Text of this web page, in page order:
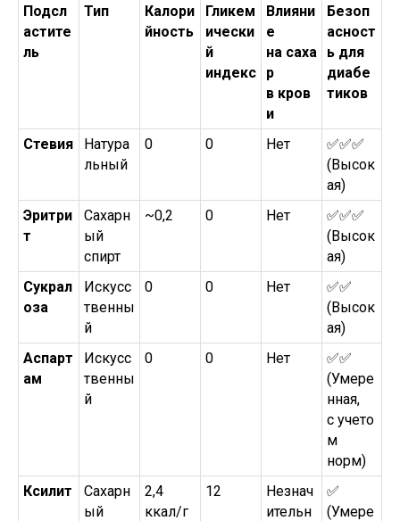
Подсл
астите
ль
Тип
Калори
йность
Гликем
ически
й
индекс
Влияни
е
на саха
р
в кров
и
Безоп
асност
ь для
диабе
тиков
Стевия
Натура
льный
0 0 Нет
✅✅✅
(Высок
ая)
Эритри
т
Сахарн
ый
спирт
~0,2 0 Нет
✅✅✅
(Высок
ая)
Сукрал
оза
Искусс
твенны
й
0 0 Нет
✅✅
(Высок
ая)
Аспарт
ам
Искусс
твенны
й
0 0 Нет
✅✅
(Умере
нная,
с учето
м
норм)
Ксилит
Сахарн
ый
2,4
ккал/г
12
Незнач
ительн
✅
(Умере